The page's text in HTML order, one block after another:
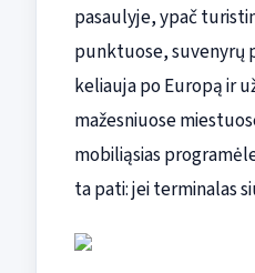
pasaulyje, ypač
punktuose, suvenyrų
keliauja po Europą ir
mažesniuose
mobiliąsias
ta pati: jei terminalas